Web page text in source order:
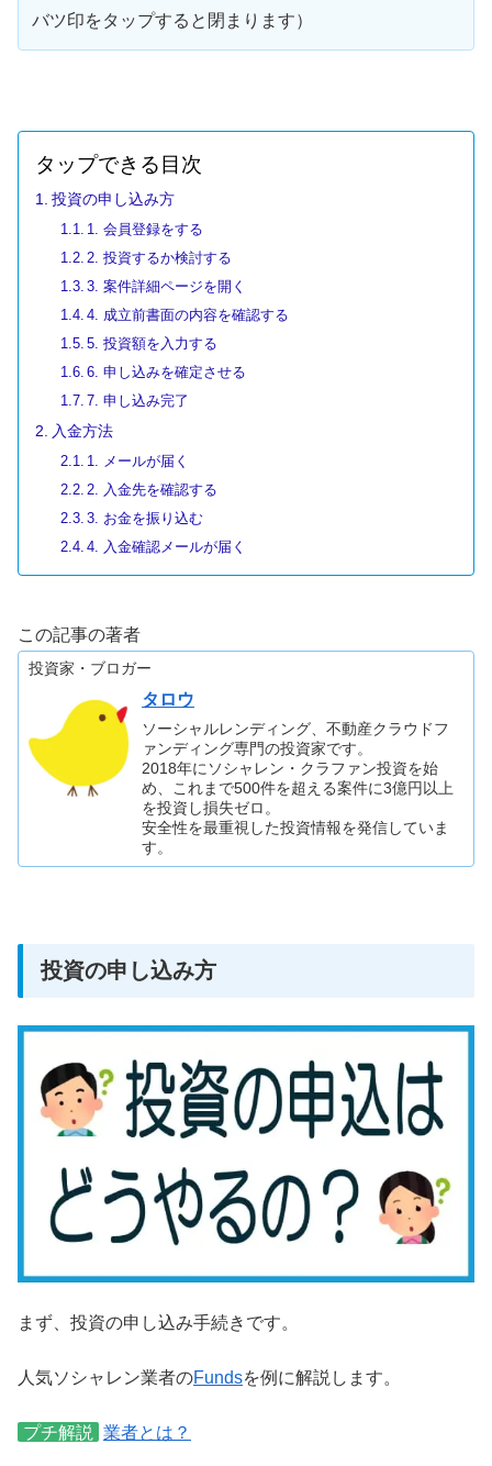
バツ印をタップすると閉まります）
タップできる目次
投資の申し込み方
1. 会員登録をする
2. 投資するか検討する
3. 案件詳細ページを開く
4. 成立前書面の内容を確認する
5. 投資額を入力する
6. 申し込みを確定させる
7. 申し込み完了
入金方法
1. メールが届く
2. 入金先を確認する
3. お金を振り込む
4. 入金確認メールが届く
この記事の著者
投資家・ブロガー
タロウ
ソーシャルレンディング、不動産クラウドフ
ァンディング専門の投資家です。
2018年にソシャレン・クラファン投資を始
め、これまで500件を超える案件に3億円以上
を投資し損失ゼロ。
安全性を最重視した投資情報を発信していま
す。
投資の申し込み方
まず、投資の申し込み手続きです。
人気ソシャレン業者のFundsを例に解説します。
プチ解説 業者とは？